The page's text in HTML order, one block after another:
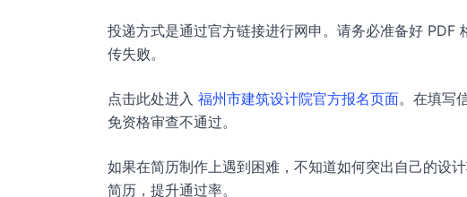
投递方式是通过官方链接进行网申。请务必准备好 PDF
传失败。
点击此处进入 福州市建筑设计院官方报名页面。在填写
免资格审查不通过。
如果在简历制作上遇到困难，不知道如何突出自己的设
简历，提升通过率。